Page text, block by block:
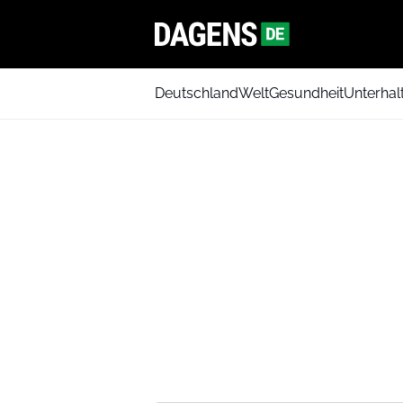
DeutschlandWeltGesundheit